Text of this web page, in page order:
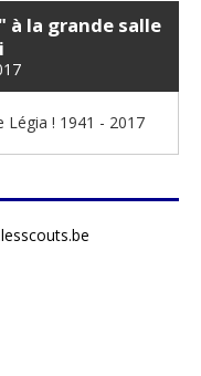
à la grande salle
Légia ! 1941 - 2017